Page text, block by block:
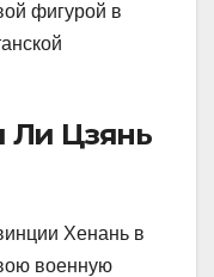
фигурой в
Ли Цзянь
Хенань в
военную